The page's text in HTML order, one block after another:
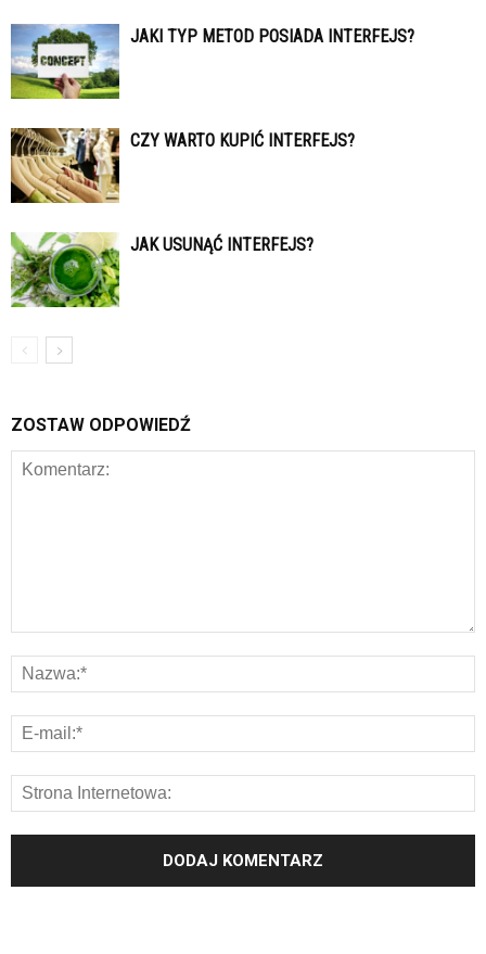
JAKI TYP METOD POSIADA INTERFEJS?
CZY WARTO KUPIĆ INTERFEJS?
JAK USUNĄĆ INTERFEJS?
ZOSTAW ODPOWIEDŹ